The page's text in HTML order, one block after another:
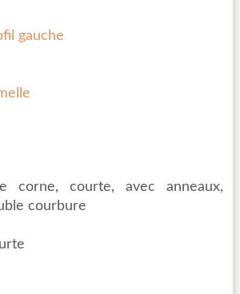
gauche
corne, courte, avec anneaux,
courbure